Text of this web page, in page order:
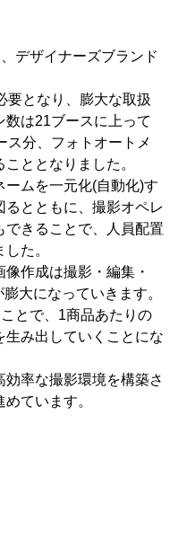
デザイナーズブランド
要となり、膨大な取扱
数は21ブースに上って
ス分、フォトオートメ
ととなりました。
ムを一元化(自動化)す
とともに、撮影オペレ
できることで、人員配置
た。
作成は撮影・編集・
大になっていきます。
とで、1商品あたりの
み出していくことにな
率な撮影環境を構築さ
ています。